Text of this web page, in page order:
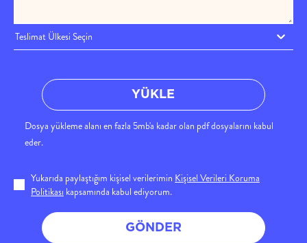
Teslimat Ülkesi Seçin
YÜKLE
Dosya yükleme alanı en fazla 5mb'a kadar olan pdf dosyalarını kabul
eder.
Yukarıda paylaştığım kişisel verilerimin Kişisel Verileri Koruma
Politikası kapsamında kabul ediyorum.
GÖNDER